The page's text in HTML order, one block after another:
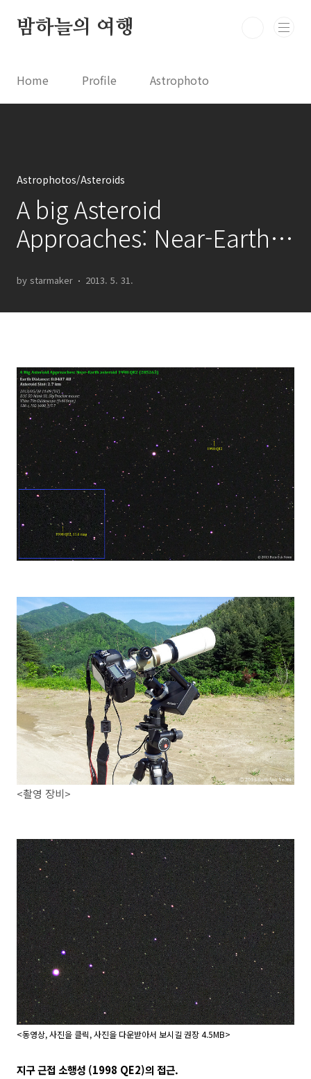
밤하늘의 여행
Home Profile Astrophoto
Astrophotography
Astrophotos/Asteroids
A big Asteroid
Approaches: Near-Earth
by starmaker 2013. 5. 31.
<촬영 장비>
<동영상, 사진을 클릭, 사진을 다운받아서 보시길 권장 4.5MB>
지구 근접 소행성 (1998 QE2)의 접근.